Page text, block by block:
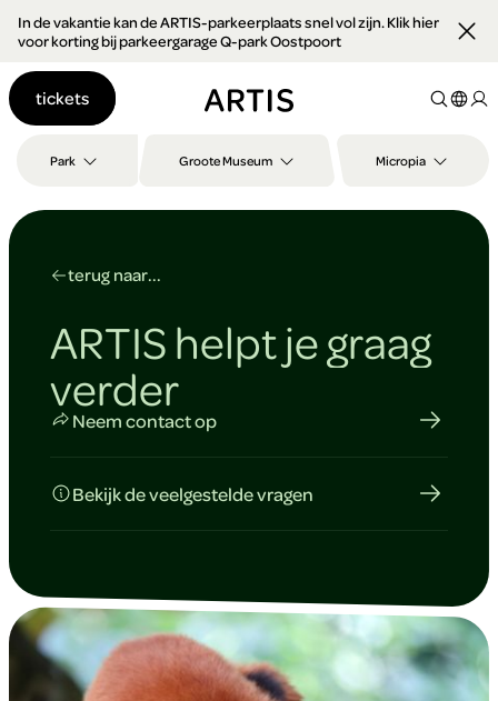
Ga naar
content
Ga
naar
zoeken
naar
In de vakantie kan de ARTIS-parkeerplaats snel vol zijn. Klik hier
voor korting bij parkeergarage Q-park Oostpoort
Park Groote Museum Micropia
tickets
terug naar...
ARTIS helpt je graag
verder
Neem contact op
Bekijk de veelgestelde vragen